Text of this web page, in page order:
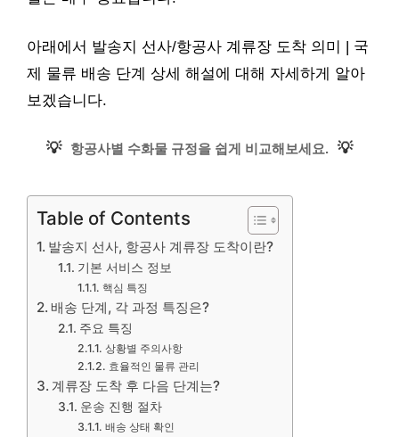
아래에서 발송지 선사/항공사 계류장 도착 의미 | 국
제 물류 배송 단계 상세 해설에 대해 자세하게 알아
보겠습니다.
💡 항공사별 수화물 규정을 쉽게 비교해보세요. 💡
Table of Contents
발송지 선사, 항공사 계류장 도착이란?
기본 서비스 정보
핵심 특징
배송 단계, 각 과정 특징은?
주요 특징
상황별 주의사항
효율적인 물류 관리
계류장 도착 후 다음 단계는?
운송 진행 절차
배송 상태 확인